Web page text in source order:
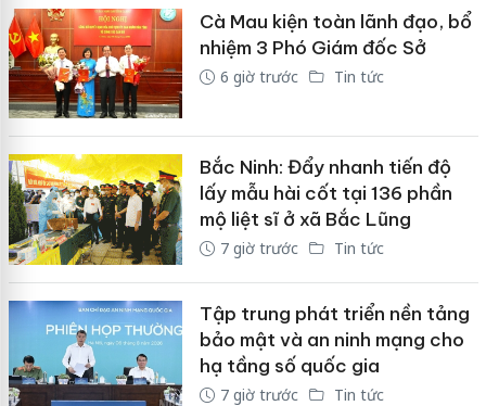
Cà Mau kiện toàn lãnh đạo, bổ
nhiệm 3 Phó Giám đốc Sở
6 giờ trước Tin tức
Bắc Ninh: Đẩy nhanh tiến độ
lấy mẫu hài cốt tại 136 phần
mộ liệt sĩ ở xã Bắc Lũng
7 giờ trước Tin tức
Tập trung phát triển nền tảng
bảo mật và an ninh mạng cho
hạ tầng số quốc gia
7 giờ trước Tin tức